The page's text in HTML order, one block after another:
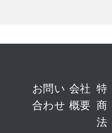
お問い
合わせ
会社
概要
特
商
法